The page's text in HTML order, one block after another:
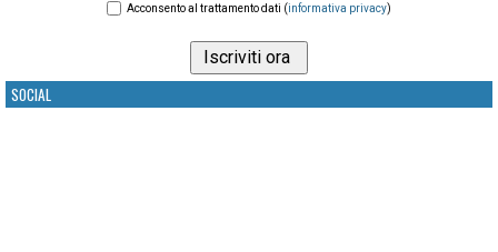
Acconsento al trattamento dati (informativa privacy)
SOCIAL